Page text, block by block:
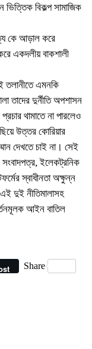
বিকল্প সামাজিক
কে আড়াল করে
একদলীয় বাকশালী
তলানীতে এমনকি
তাদের দুর্নীতি অপশাসন
থামাতে না পারলেও
উত্তর কোরিয়ার
দেখতে চাই না। সেই
সংবাদপত্র, ইলেকট্রনিক
স্বাধীনতা অক্ষুন্ন
দুই নীতিমালাসহ
আইন বাতিল
Share